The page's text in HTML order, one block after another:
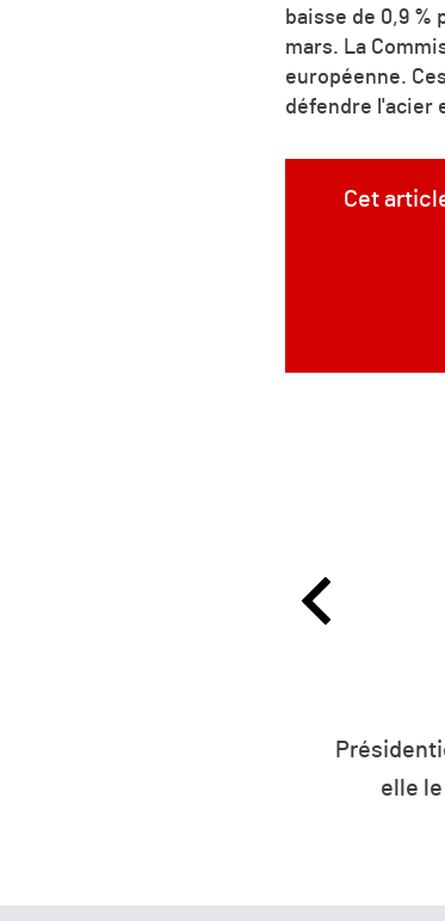
baisse de 0,9
mars. La
européenne.
défendre l'acier
Cet
Présidentielle 2027
elle le premier